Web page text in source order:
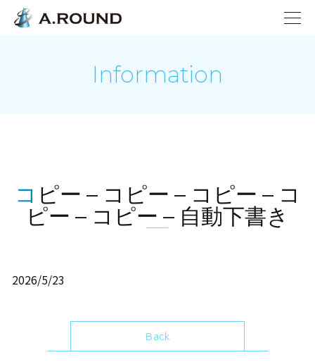
Information
コピー – コピー – コピー – コ
ピー – コピー – 自動下書き
2026/5/23
Back